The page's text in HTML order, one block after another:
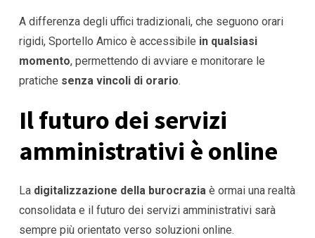
A differenza degli uffici tradizionali, che seguono orari
rigidi, Sportello Amico è accessibile in qualsiasi
momento, permettendo di avviare e monitorare le
pratiche senza vincoli di orario.
Il futuro dei servizi
amministrativi è online
La digitalizzazione della burocrazia è ormai una realtà
consolidata e il futuro dei servizi amministrativi sarà
sempre più orientato verso soluzioni online.